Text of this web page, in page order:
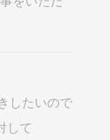
したいので
して